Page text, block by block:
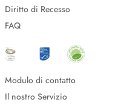
Diritto di Recesso
FAQ
Modulo di contatto
Il nostro Servizio